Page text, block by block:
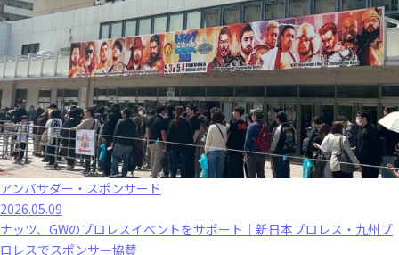
アンバサダー・スポンサード
2026.05.09
ナッツ、GWのプロレスイベントをサポート｜新日本プロレス・九州プ
ロレスでスポンサー協賛